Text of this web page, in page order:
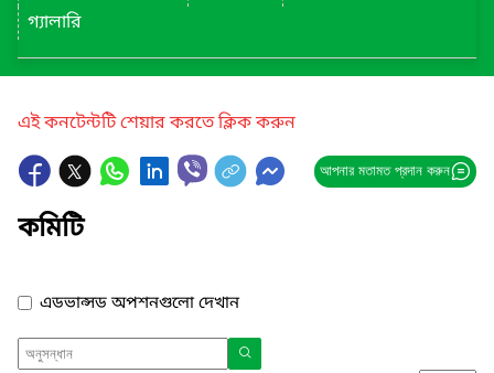
গ্যালারি
এই কনটেন্টটি শেয়ার করতে ক্লিক করুন
আপনার মতামত প্রদান করুন
কমিটি
এডভান্সড অপশনগুলো দেখান